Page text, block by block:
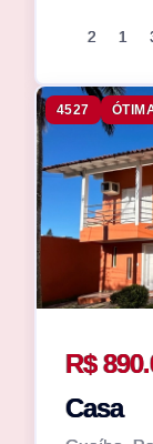
2 1
4527
R$
Casa